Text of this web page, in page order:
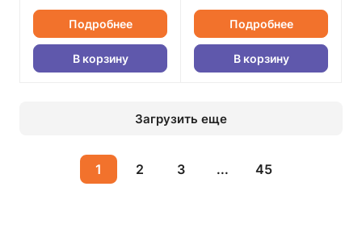
Подробнее
В корзину
Подробнее
В корзину
Загрузить еще
1 2 3 ... 45